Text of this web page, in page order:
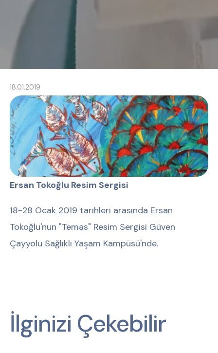
18.01.2019
Ersan Tokoğlu Resim Sergisi
18-28 Ocak 2019 tarihleri arasında Ersan
Tokoğlu'nun "Temas" Resim Sergisi Güven
Çayyolu Sağlıklı Yaşam Kampüsü'nde.
İlginizi Çekebilir